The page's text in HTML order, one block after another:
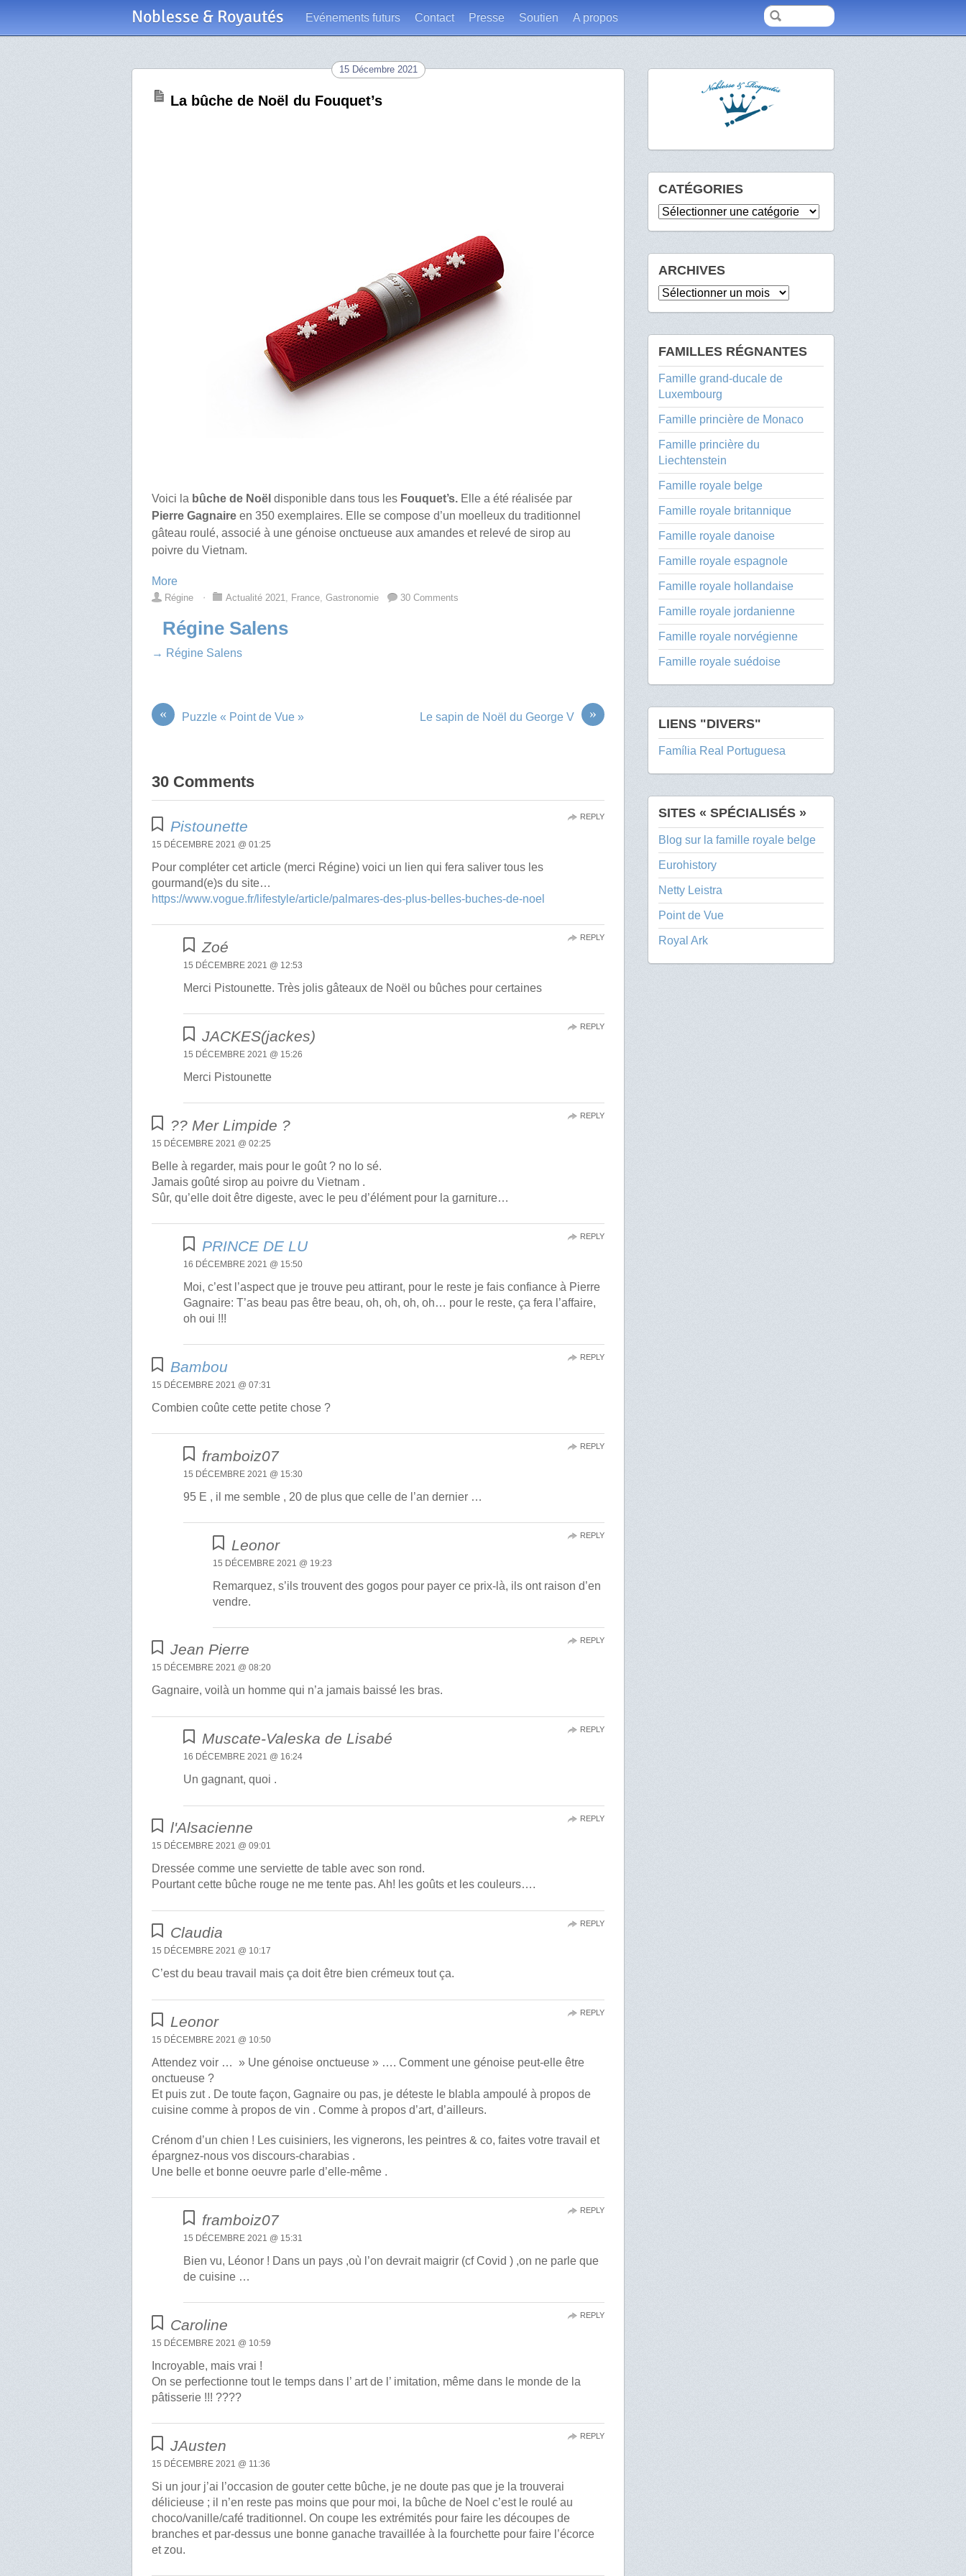
Noblesse & Royautés Evénements futurs Contact Presse Soutien A propos
15 Décembre 2021
La bûche de Noël du Fouquet’s
Voici la bûche de Noël disponible dans tous les Fouquet’s. Elle a été réalisée par
Pierre Gagnaire en 350 exemplaires. Elle se compose d’un moelleux du traditionnel
gâteau roulé, associé à une génoise onctueuse aux amandes et relevé de sirop au
poivre du Vietnam.
More
Régine ⋅ Actualité 2021 France ,Gastronomie 30 Comments
Régine Salens
→ Régine Salens
« Puzzle « Point de Vue » »
Le sapin de Noël du George V
30 Comments
Pistounette
15 DÉCEMBRE 2021 @ 01:25
Pour compléter cet article (merci Régine) voici un lien qui fera saliver tous les
gourmand(e)s du site…
https://www.vogue.fr/lifestyle/article/palmares-des-plus-belles-buches-de-noel
REPLY
Zoé
15 DÉCEMBRE 2021 @ 12:53
Merci Pistounette. Très jolis gâteaux de Noël ou bûches pour certaines
REPLY
JACKES(jackes)
15 DÉCEMBRE 2021 @ 15:26
Merci Pistounette
REPLY
?? Mer Limpide ?
15 DÉCEMBRE 2021 @ 02:25
Belle à regarder, mais pour le goût ? no lo sé.
Jamais goûté sirop au poivre du Vietnam .
Sûr, qu’elle doit être digeste, avec le peu d’élément pour la garniture…
REPLY
PRINCE DE LU
16 DÉCEMBRE 2021 @ 15:50
Moi, c’est l’aspect que je trouve peu attirant, pour le reste je fais confiance à Pierre
Gagnaire: T’as beau pas être beau, oh, oh, oh, oh… pour le reste, ça fera l’affaire,
oh oui !!!
REPLY
Bambou
15 DÉCEMBRE 2021 @ 07:31
Combien coûte cette petite chose ?
REPLY
framboiz07
15 DÉCEMBRE 2021 @ 15:30
95 E , il me semble , 20 de plus que celle de l’an dernier …
REPLY
Leonor
15 DÉCEMBRE 2021 @ 19:23
Remarquez, s’ils trouvent des gogos pour payer ce prix-là, ils ont raison d’en
vendre.
REPLY
Jean Pierre
15 DÉCEMBRE 2021 @ 08:20
Gagnaire, voilà un homme qui n’a jamais baissé les bras.
REPLY
Muscate-Valeska de Lisabé
16 DÉCEMBRE 2021 @ 16:24
Un gagnant, quoi .
REPLY
l'Alsacienne
15 DÉCEMBRE 2021 @ 09:01
Dressée comme une serviette de table avec son rond.
Pourtant cette bûche rouge ne me tente pas. Ah! les goûts et les couleurs….
REPLY
Claudia
15 DÉCEMBRE 2021 @ 10:17
C’est du beau travail mais ça doit être bien crémeux tout ça.
REPLY
Leonor
15 DÉCEMBRE 2021 @ 10:50
Attendez voir … » Une génoise onctueuse » …. Comment une génoise peut-elle être
onctueuse ?
Et puis zut . De toute façon, Gagnaire ou pas, je déteste le blabla ampoulé à propos de
cuisine comme à propos de vin . Comme à propos d’art, d’ailleurs.
Crénom d’un chien ! Les cuisiniers, les vignerons, les peintres & co, faites votre travail et
épargnez-nous vos discours-charabias .
Une belle et bonne oeuvre parle d’elle-même .
REPLY
framboiz07
15 DÉCEMBRE 2021 @ 15:31
Bien vu, Léonor ! Dans un pays ,où l’on devrait maigrir (cf Covid ) ,on ne parle que
de cuisine …
REPLY
Caroline
15 DÉCEMBRE 2021 @ 10:59
Incroyable, mais vrai !
On se perfectionne tout le temps dans l’ art de l’ imitation, même dans le monde de la
pâtisserie !!! ????
REPLY
JAusten
15 DÉCEMBRE 2021 @ 11:36
Si un jour j’ai l’occasion de gouter cette bûche, je ne doute pas que je la trouverai
délicieuse ; il n’en reste pas moins que pour moi, la bûche de Noel c’est le roulé au
choco/vanille/café traditionnel. On coupe les extrémités pour faire les découpes de
branches et par-dessus une bonne ganache travaillée à la fourchette pour faire l’écorce
et zou.
REPLY
CATÉGORIES
Catégories
ARCHIVES
Archives
FAMILLES RÉGNANTES
Famille grand-ducale de
Luxembourg
Famille princière de Monaco
Famille princière du
Liechtenstein
Famille royale belge
Famille royale britannique
Famille royale danoise
Famille royale espagnole
Famille royale hollandaise
Famille royale jordanienne
Famille royale norvégienne
Famille royale suédoise
LIENS "DIVERS"
Família Real Portuguesa
SITES « SPÉCIALISÉS »
Blog sur la famille royale belge
Eurohistory
Netty Leistra
Point de Vue
Royal Ark